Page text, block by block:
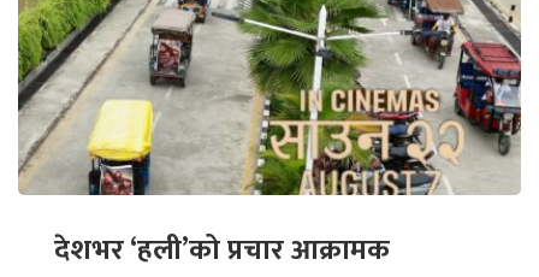
देशभर ‘हली’को प्रचार आक्रामक